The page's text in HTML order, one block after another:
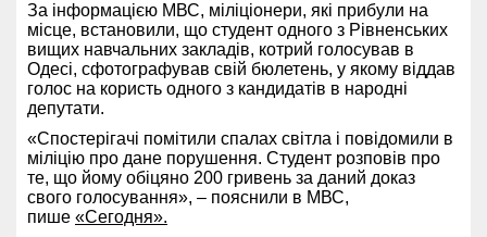
За інформацією МВС, міліціонери, які прибули на
місце, встановили, що студент одного з Рівненських
вищих навчальних закладів, котрий голосував в
Одесі, сфотографував свій бюлетень, у якому віддав
голос на користь одного з кандидатів в народні
депутати.
«Спостерігачі помітили спалах світла і повідомили в
міліцію про дане порушення. Студент розповів про
те, що йому обіцяно 200 гривень за даний доказ
свого голосування», – пояснили в МВС,
пише «Сегодня».